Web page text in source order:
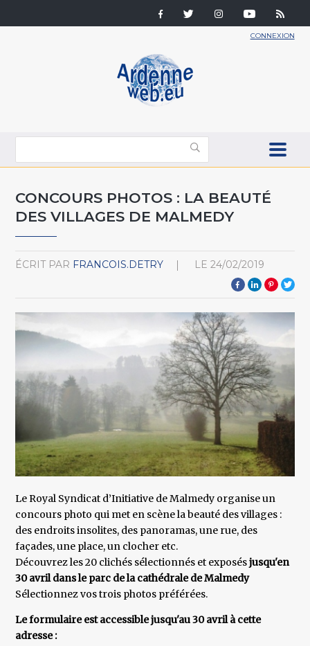
CONNEXION
CONCOURS PHOTOS : LA BEAUTÉ
DES VILLAGES DE MALMEDY
ÉCRIT PAR FRANCOIS.DETRY LE 24/02/2019
Le Royal Syndicat d’Initiative de Malmedy organise un
concours photo qui met en scène la beauté des villages :
des endroits insolites, des panoramas, une rue, des
façades, une place, un clocher etc.
Découvrez les 20 clichés sélectionnés et exposésjusqu'en
30 avril dans le parc de la cathédrale de Malmedy
Sélectionnez vos trois photos préférées.
Le formulaire est accessible jusqu'au 30 avril à cette
adresse :